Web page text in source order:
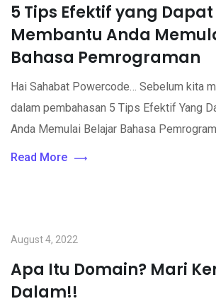
5 Tips Efektif yang Dapat
Membantu Anda
Bahasa Pemrograman
Hai Sahabat Powercode… Sebelum kita
dalam pembahasan 5 Tips Efektif Yang
Anda Memulai Belajar Bahasa
Read More
August 4, 2022
Apa Itu Domain? Mari
Dalam!!